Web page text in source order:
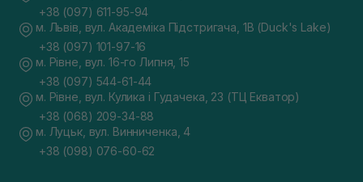
+38 (097) 611-95-94
м. Львів, вул. Академіка Підстригача, 1В (Duck's Lake)
+38 (097) 101-97-16
м. Рівне, вул. 16-го Липня, 15
+38 (097) 544-61-44
м. Рівне, вул. Кулика і Гудачека, 23 (ТЦ Екватор)
+38 (068) 209-34-88
м. Луцьк, вул. Винниченка, 4
+38 (098) 076-60-62